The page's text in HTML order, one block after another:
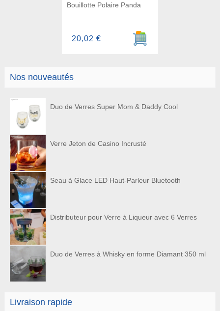
Nos nouveautés
Duo de Verres Super Mom & Daddy Cool
Verre Jeton de Casino Incrusté
Seau à Glace LED Haut-Parleur Bluetooth
Distributeur pour Verre à Liqueur avec 6 Verres
Duo de Verres à Whisky en forme Diamant 350 ml
Livraison rapide
Bouillotte Polaire Panda
Ajouter au panier
20,02 €